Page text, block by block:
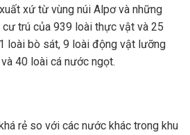
xứ từ vùng núi Alpơ và những
cư trú của 939 loài thực vật và 25
loài bò sát, 9 loài động vật lưỡng
40 loài cá nước ngọt.
rẻ so với các nước khác trong khu